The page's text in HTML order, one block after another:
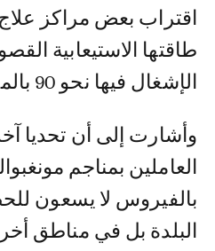
اقتراب بعض مراكز علاج
طاقتها الاستيعابية
الإشغال فيها نحو 90 بالمئة.
وأشارت إلى أن تحديا
العاملين بمناجم
بالفيروس لا يسعون
البلدة بل في مناطق